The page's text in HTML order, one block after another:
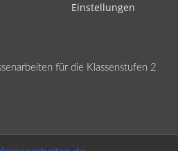
Einstellungen
für die Klassenstufen 2